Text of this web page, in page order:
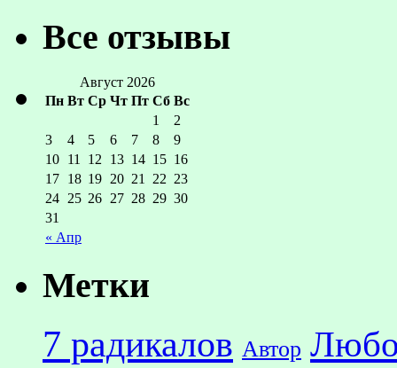
Все отзывы
Август 2026
Пн Вт Ср Чт Пт Сб Вс
« Апр
1
2
3
4 5 6 7 8
9
10 11 12 13 14 15 16
17 18 19 20 21 22 23
24 25 26 27 28 29 30
31
Метки
7 радикалов Автор